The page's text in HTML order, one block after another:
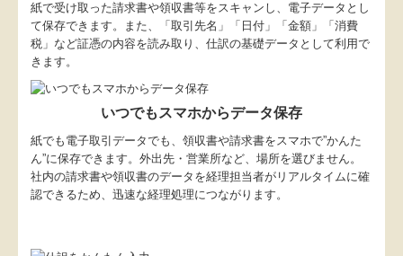
紙で受け取った請求書や領収書等をスキャンし、電子データとし
て保存できます。また、「取引先名」「日付」「金額」「消費
税」など証憑の内容を読み取り、仕訳の基礎データとして利用で
きます。
いつでもスマホからデータ保存
紙でも電子取引データでも、領収書や請求書をスマホで”かんた
ん”に保存できます。外出先・営業所など、場所を選びません。
社内の請求書や領収書のデータを経理担当者がリアルタイムに確
認できるため、迅速な経理処理につながります。